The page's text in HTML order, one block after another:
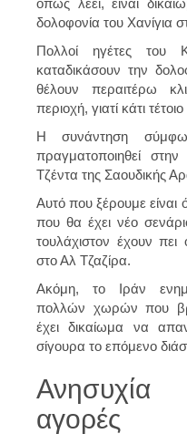
δολοφονία του Χανίγια
Πολλοί ηγέτες του
καταδικάσουν την
θέλουν περαιτέρω
περιοχή, γιατί κάτι
Η συνάντηση
πραγματοποιηθεί
Τζέντα της Σαουδικής
Αυτό που ξέρουμε είναι
που θα έχει νέο
τουλάχιστον έχουν
στο Αλ Τζαζίρα.
Ακόμη, το Ιράν
πολλών χωρών που
έχει δικαίωμα να
σίγουρα το επόμενο
Ανησυχία
αγορές